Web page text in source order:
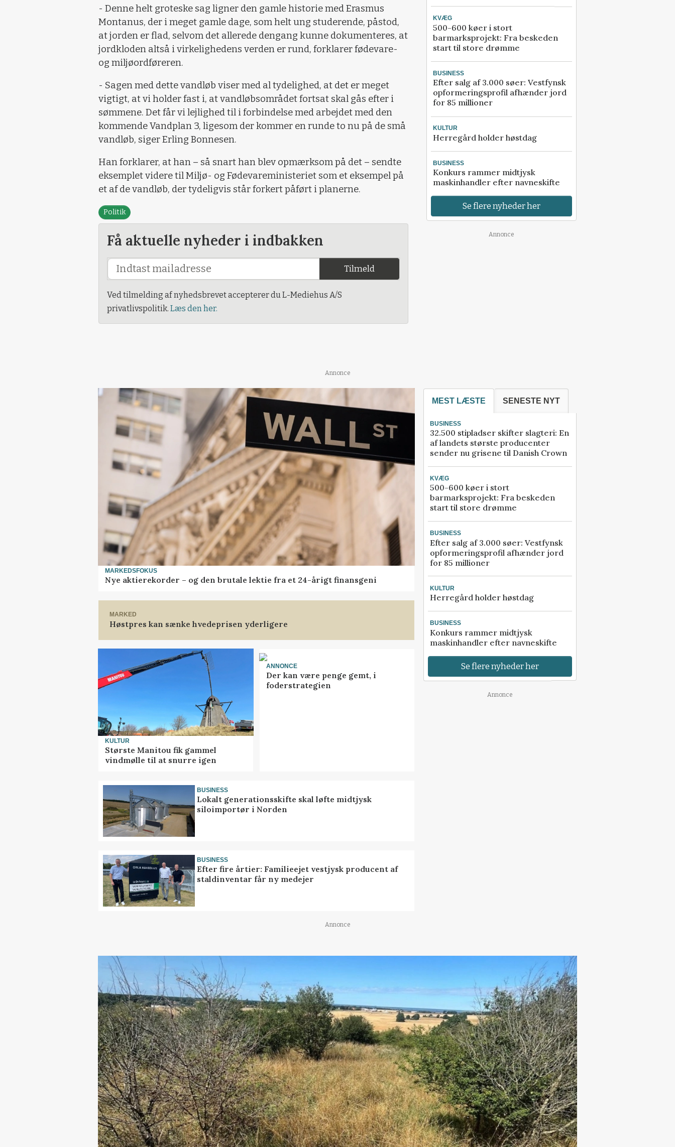
- Denne helt groteske sag ligner den gamle historie med Erasmus
Montanus, der i meget gamle dage, som helt ung studerende, påstod,
at jorden er flad, selvom det allerede dengang kunne dokumenteres, at
jordkloden altså i virkelighedens verden er rund, forklarer fødevare-
og miljøordføreren.
- Sagen med dette vandløb viser med al tydelighed, at det er meget
vigtigt, at vi holder fast i, at vandløbsområdet fortsat skal gås efter i
sømmene. Det får vi lejlighed til i forbindelse med arbejdet med den
kommende Vandplan 3, ligesom der kommer en runde to nu på de små
vandløb, siger Erling Bonnesen.
Han forklarer, at han – så snart han blev opmærksom på det – sendte
eksemplet videre til Miljø- og Fødevareministeriet som et eksempel på
et af de vandløb, der tydeligvis står forkert påført i planerne.
Politik
Få aktuelle nyheder i indbakken
Tilmeld
Ved tilmelding af nyhedsbrevet accepterer du L-Mediehus A/S
privatlivspolitik. Læs den her.
KVÆG
500-600 køer i stort
barmarksprojekt: Fra beskeden
start til store drømme
BUSINESS
Efter salg af 3.000 søer: Vestfynsk
opformeringsprofil afhænder jord
for 85 millioner
KULTUR
Herregård holder høstdag
BUSINESS
Konkurs rammer midtjysk
maskinhandler efter navneskifte
Se flere nyheder her
Annonce
Annonce
MARKEDSFOKUS
Nye aktierekorder – og den brutale lektie fra et 24-årigt finansgeni
MARKED
Høstpres kan sænke hvedeprisen yderligere
KULTUR
Største Manitou fik gammel
vindmølle til at snurre igen
ANNONCE
Der kan være penge gemt, i
foderstrategien
BUSINESS
Lokalt generationsskifte skal løfte midtjysk
siloimportør i Norden
BUSINESS
Efter fire årtier: Familieejet vestjysk producent af
staldinventar får ny medejer
MEST LÆSTE SENESTE NYT
BUSINESS
32.500 stipladser skifter slagteri: En
af landets største producenter
sender nu grisene til Danish Crown
KVÆG
500-600 køer i stort
barmarksprojekt: Fra beskeden
start til store drømme
BUSINESS
Efter salg af 3.000 søer: Vestfynsk
opformeringsprofil afhænder jord
for 85 millioner
KULTUR
Herregård holder høstdag
BUSINESS
Konkurs rammer midtjysk
maskinhandler efter navneskifte
Se flere nyheder her
Annonce
Annonce